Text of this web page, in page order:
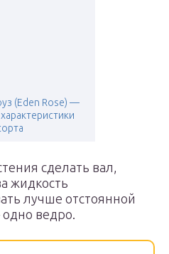
(Eden Rose) —
сделать вал,
жидкость
лучше отстоянной
ведро.